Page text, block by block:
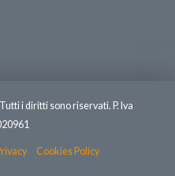
i diritti sono riservati. P. Iva
Cookies Policy